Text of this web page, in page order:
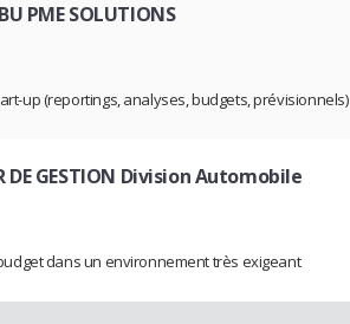
PME SOLUTIONS
up (reportings, analyses, budgets, prévisionnels)
DE GESTION Division Automobile
dans un environnement très exigeant